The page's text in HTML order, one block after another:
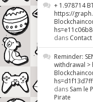
+ 1.978714
https://
dans Contact
Reminder:
withdrawal
dans Sam le
Pirate